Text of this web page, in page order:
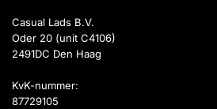
Casual Lads B.V.
Oder 20 (unit C4106)
2491DC Den Haag
KvK-nummer:
87729105